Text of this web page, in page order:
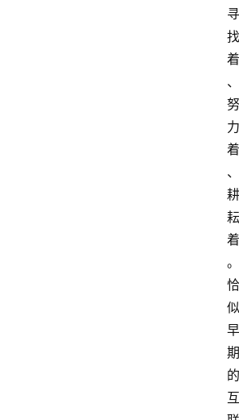
寻
找
着
、
努
力
着
、
耕
耘
着
。
恰
似
早
期
的
互